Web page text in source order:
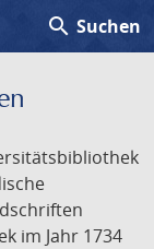
search Suchen
im Jahr 1734